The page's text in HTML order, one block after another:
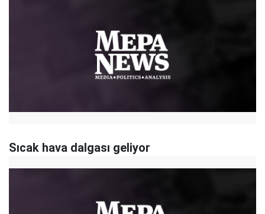
Sıcak hava dalgası geliyor